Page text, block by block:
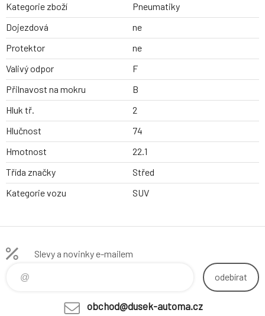
Kategorie zboží
Pneumatiky
Dojezdová
ne
Protektor
ne
Valivý odpor
F
Přilnavost na mokru
B
Hluk tř.
2
Hlučnost
74
Hmotnost
22.1
Třída značky
Střed
Kategorie vozu
SUV
Slevy a novinky e-mailem
odebírat
obchod@dusek-automa.cz